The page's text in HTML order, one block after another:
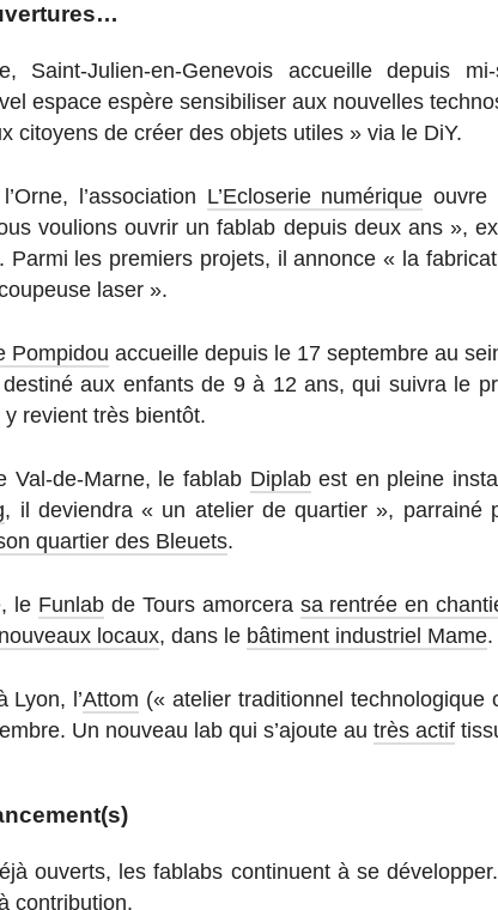
Saint-Ju­lien-en-Ge­ne­vois ac­cueille depuis
espace espère sen­si­bi­li­ser aux nou­velles
ci­toyens de créer des objets utiles » via le DiY.
l’as­so­cia­tion L’Eclo­se­rie numérique ouvre
vou­lions ouvrir un fablab depuis deux ans »,
Parmi les pre­miers projets, il annonce « la
laser ».
Pompidou ac­cueille depuis le 17 sep­tembre au
aux enfants de 9 à 12 ans, qui suivra le
revient très bientôt.
Val-de-Marne, le fablab Diplabest en pleine
, il de­vien­dra « un atelier de quar­tier », par­rainé
quar­tier des Bleuets.
le Funlabde Tours amor­cera sa rentrée en
locaux, dans le bâ­ti­ment in­dus­triel Mame.
Lyon, l’Attom (« atelier tra­di­tion­nel tech­no­lo­gique
Un nouveau lab qui s’ajoute au très actif
ouverts, les fablabs conti­nuent à se
contribution.